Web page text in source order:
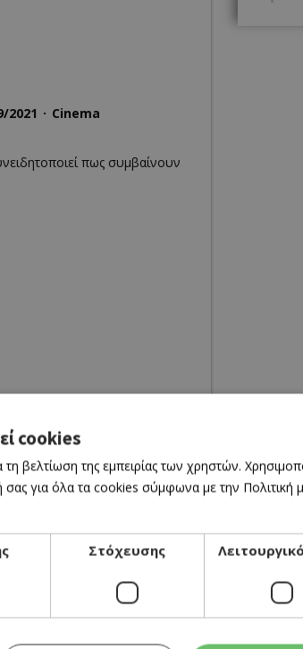
2021 Cinema
πως συμβαίνουν
cookies
βελτίωση της εμπειρίας των χρηστών.
για όλα τα cookies σύμφωνα με την Πολιτική
Στόχευσης